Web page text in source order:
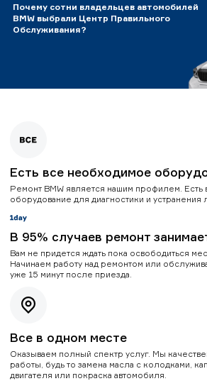
Почему сотни владельцев автомобилей
BMW выбрали Центр Правильного
Обслуживания?
Есть все необходимое
Ремонт BMW является нашим профилем.
оборудование для диагностики и
В 95% случаев ремонт
Вам не придется ждать пока освободиться
Начинаем работу над ремонтом или
уже 15 минут после приезда.
Все в одном месте
Оказываем полный спектр услуг. Мы
работы, будь то замена масла с колодками,
двигателя или покраска автомобиля.